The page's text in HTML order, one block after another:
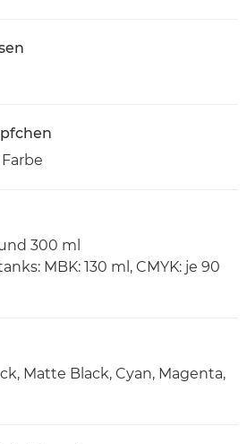
300 ml
MBK: 130 ml, CMYK: je 90
Matte Black, Cyan, Magenta,